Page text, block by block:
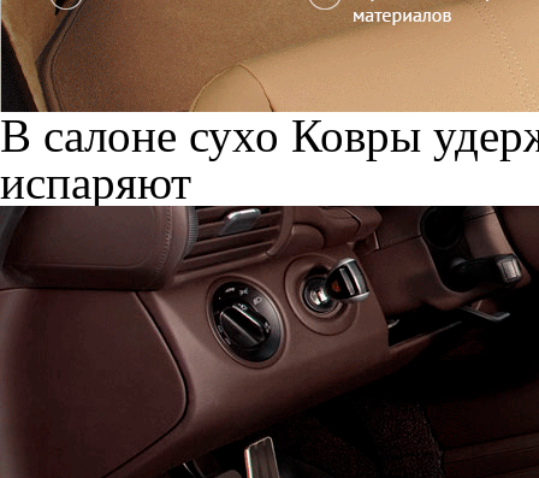
В салоне сухо Ковры
испаряют